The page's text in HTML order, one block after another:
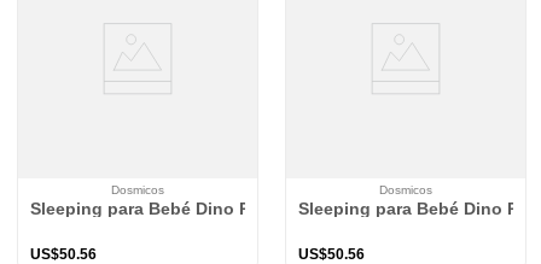
Dosmicos
Sleeping para Bebé Dino Play Marfil TOG 0.5
US$50.56
Dosmicos
Sleeping para Bebé Dino
US$50.56